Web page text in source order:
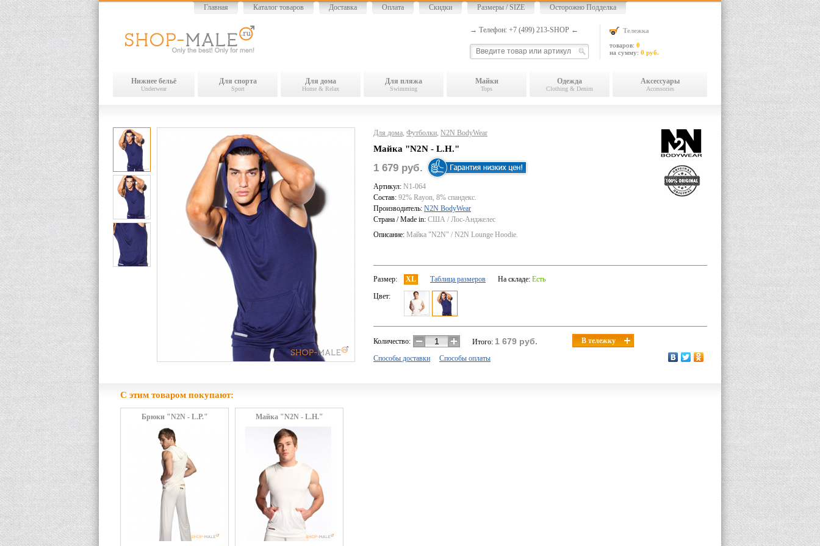
Главная Каталог товаров Доставка Оплата Скидки Размеры / SIZE Осторожно Подделка
Тележка
товаров: 0
на сумму: 0 руб.
→ Телефон: +7 (499) 213-SHOP ←
Нижнее бельё
Underwear
Для спорта
Sport
Для дома
Home & Relax
Для пляжа
Swimming
Майки
Tops
Одежда
Clothing & Denim
Аксессуары
Accessories
Для дома, Футболки, N2N BodyWear
Майка "N2N - L.H."
1 679 руб.
Артикул: N1-064
Состав: 92% Rayon, 8% спандекс.
Производитель: N2N BodyWear
Страна / Made in: США / Лос-Анджелес
Описание: Майка "N2N" / N2N Lounge Hoodie.
Размер: XL Таблица размеров На складе: Есть
Цвет:
Количество: Итого: 1 679 руб. В тележку
Способы доставки Способы оплаты
С этим товаром покупают:
Брюки "N2N - L.P." Майка "N2N - L.H."